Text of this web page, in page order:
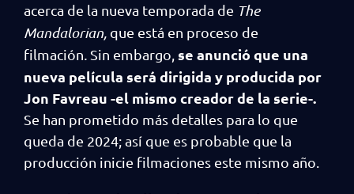
acerca de la nueva temporada de The
Mandalorian, que está en proceso de
filmación. Sin embargo, se anunció que una
nueva película será dirigida y producida por
Jon Favreau -el mismo creador de la serie-.
Se han prometido más detalles para lo que
queda de 2024; así que es probable que la
producción inicie filmaciones este mismo año.